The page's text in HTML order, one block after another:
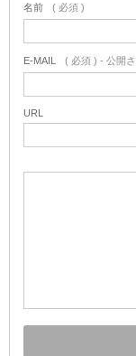
名前 ( 必須 )
E-MAIL ( 必須 ) - 公開
URL